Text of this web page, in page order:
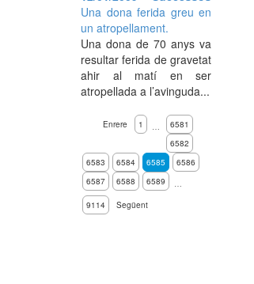
Una dona ferida greu en
un atropellament.
Una dona de 70 anys va
resultar ferida de gravetat
ahir al matí en ser
atropellada a l’avinguda...
Enrere 1 …
6581
6582
6583
6584 6585
6586
6587
6588 6589
…
9114
Següent